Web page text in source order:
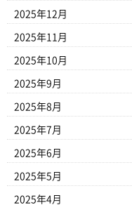
2025年12月
2025年11月
2025年10月
2025年9月
2025年8月
2025年7月
2025年6月
2025年5月
2025年4月